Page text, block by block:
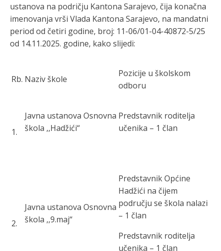
ustanova na podričju Kantona Sarajevo, čija konačna
imenovanja vrši Vlada Kantona Sarajevo, na mandatni
period od četiri godine, broj: 11-06/01-04-40872-5/25
od 14.11.2025. godine, kako slijedi:
Rb. Naziv škole
Pozicije u školskom
odboru
1.
Javna ustanova Osnovna
škola ,,Hadžići“
Predstavnik roditelja
učenika – 1 član
2.
Javna ustanova Osnovna
škola ,,9.maj“
Predstavnik Općine
Hadžići na čijem
području se škola nalazi
– 1 član
Predstavnik roditelja
učenika – 1 član